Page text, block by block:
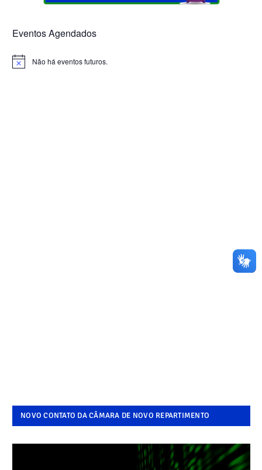
Eventos Agendados
Notice Não há eventos futuros.
NOVO CONTATO DA CÂMARA DE NOVO REPARTIMENTO